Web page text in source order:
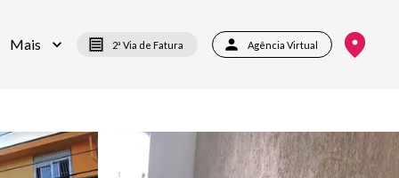
Mais 2ª Via de Fatura Agência Virtual